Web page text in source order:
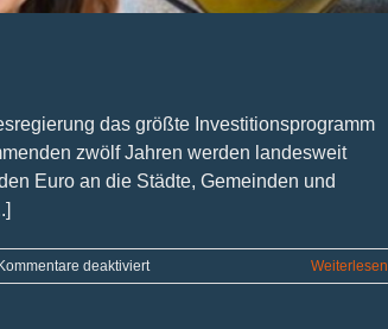
das größte Investitionsprogramm
zwölf Jahren werden landesweit
Euro an die Städte, Gemeinden und
deaktiviertfür
Nordrhein-
Weiterlesen